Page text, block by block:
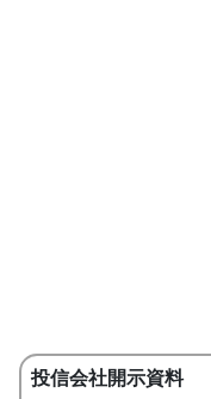
投信会社開示資料